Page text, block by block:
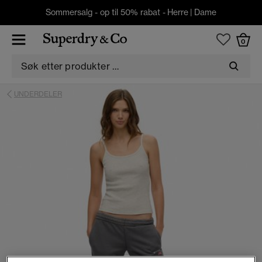
Sommersalg - op til 50% rabat - Herre | Dame
0
UNDERDELER